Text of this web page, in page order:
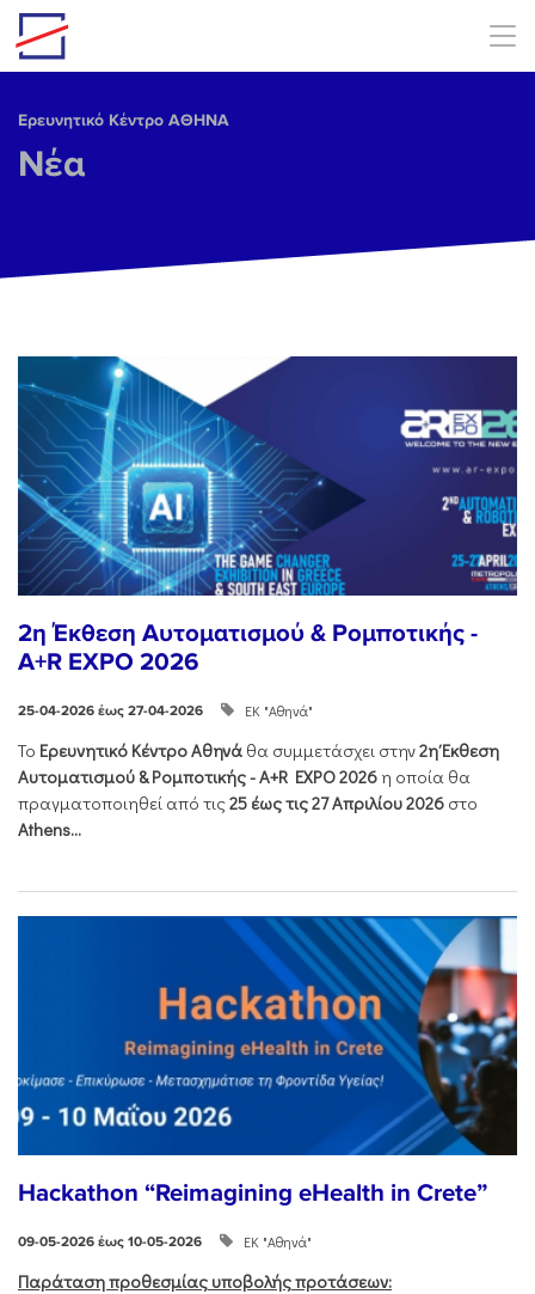
Skip to main content
Ερευνητικό Κέντρο ΑΘΗΝΑ
Νέα
2η Έκθεση Αυτοματισμού & Ρομποτικής -
A+R EXPO 2026
25-04-2026 έως 27-04-2026 ΕΚ "Αθηνά"
Το Ερευνητικό Κέντρο Αθηνά θα συμμετάσχει στην2η Έκθεση
Αυτοματισμού & Ρομποτικής - Α+R EXPO 2026 η οποία θα
πραγματοποιηθεί από τις25 έως τις 27 Απριλίου 2026 στο
Athens...
Hackathon “Reimagining eHealth in Crete”
09-05-2026 έως 10-05-2026 ΕΚ "Αθηνά"
Παράταση προθεσμίας υποβολής προτάσεων: